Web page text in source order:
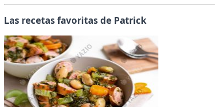
Las recetas favoritas de Patrick